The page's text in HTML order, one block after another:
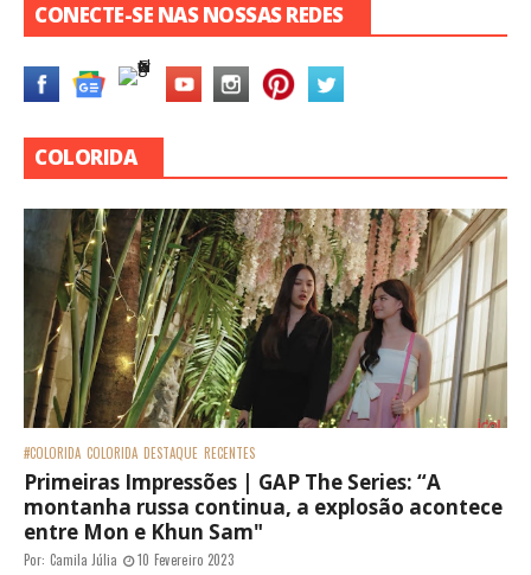
CONECTE-SE NAS NOSSAS REDES
COLORIDA
#COLORIDA COLORIDA DESTAQUE RECENTES
Primeiras Impressões | GAP The Series: “A
montanha russa continua, a explosão acontece
entre Mon e Khun Sam"
Por: Camila Júlia 10 Fevereiro 2023